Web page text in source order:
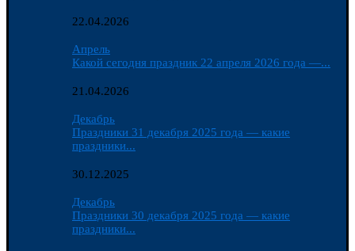
22.04.2026
Апрель
Какой сегодня праздник 22 апреля 2026 года —...
21.04.2026
Декабрь
Праздники 31 декабря 2025 года — какие
праздники...
30.12.2025
Декабрь
Праздники 30 декабря 2025 года — какие
праздники...